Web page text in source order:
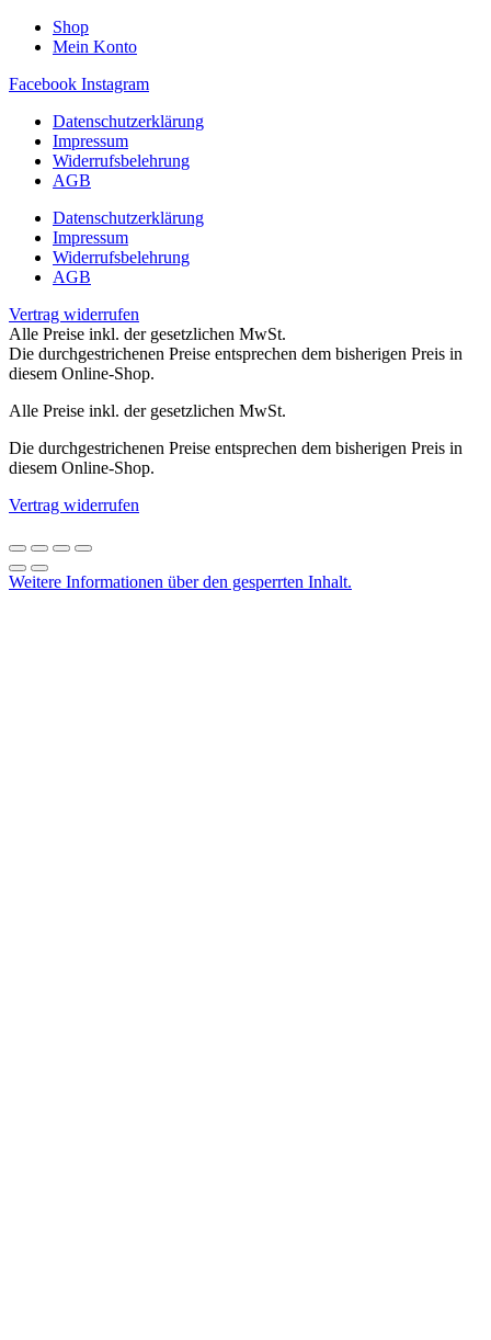
Shop
Mein Konto
Facebook Instagram
Datenschutzerklärung
Impressum
Widerrufsbelehrung
AGB
Datenschutzerklärung
Impressum
Widerrufsbelehrung
AGB
Vertrag widerrufen
Alle Preise inkl. der gesetzlichen MwSt.
Die durchgestrichenen Preise entsprechen dem bisherigen Preis in
diesem Online-Shop.
Alle Preise inkl. der gesetzlichen MwSt.
Die durchgestrichenen Preise entsprechen dem bisherigen Preis in
diesem Online-Shop.
Vertrag widerrufen
Weitere Informationen über den gesperrten Inhalt.